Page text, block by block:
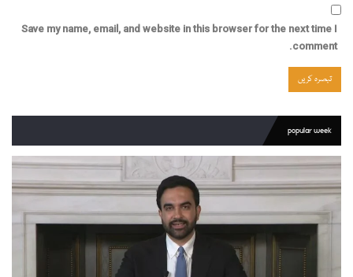
Save my name, email, and website in this browser for the next time I
comment.
popular week